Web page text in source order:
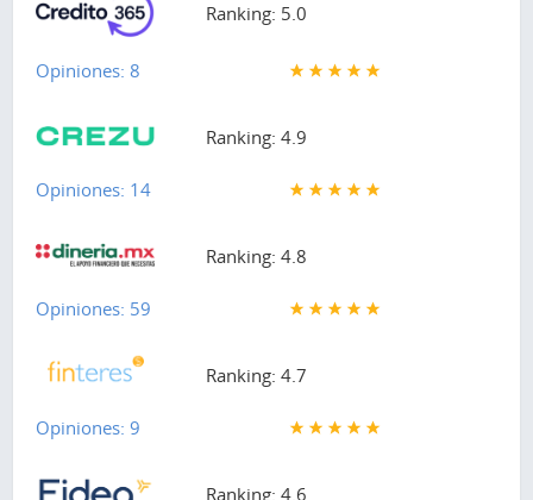
Ranking: 5.0
Opiniones: 8
Ranking: 4.9
Opiniones: 14
Ranking: 4.8
Opiniones: 59
Ranking: 4.7
Opiniones: 9
Ranking: 4.6